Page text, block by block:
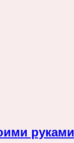
руками